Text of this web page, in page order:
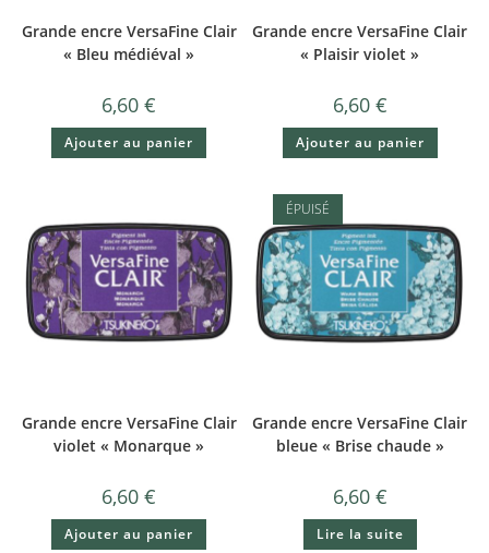
Grande encre VersaFine Clair
« Bleu médiéval »
6,60€
Ajouter au panier
Grande encre VersaFine Clair
« Plaisir violet »
6,60 €
Ajouter au panier
Grande encre VersaFine Clair
violet « Monarque »
6,60€
Ajouter au panier
ÉPUISÉ
Grande encre VersaFine Clair
bleue « Brise chaude »
6,60 €
Lire la suite